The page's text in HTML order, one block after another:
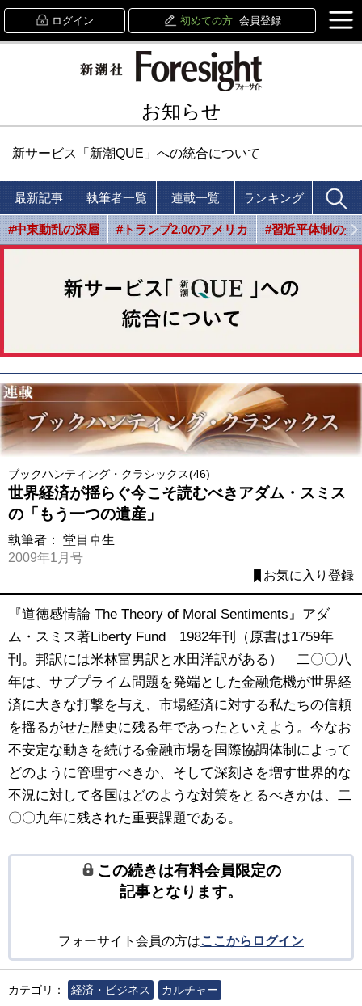
ログイン 初めての方 会員登録
お知らせ
新サービス「新潮QUE」への統合について
最新記事 執筆者一覧 連載一覧 ランキング
#中東動乱の深層 #トランプ2.0のアメリカ #習近平体制の光
ブックハンティング・クラシックス(46)
世界経済が揺らぐ今こそ読むべきアダム・スミス
の「もう一つの遺産」
執筆者： 堂目卓生
2009年1月号
お気に入り登録
『道徳感情論 The Theory of Moral Sentiments』アダ
ム・スミス著Liberty Fund 1982年刊（原書は1759年
刊。邦訳には米林富男訳と水田洋訳がある） 二〇〇八
年は、サブプライム問題を発端とした金融危機が世界経
済に大きな打撃を与え、市場経済に対する私たちの信頼
を揺るがせた歴史に残る年であったといえよう。今なお
不安定な動きを続ける金融市場を国際協調体制によって
どのように管理すべきか、そして深刻さを増す世界的な
不況に対して各国はどのような対策をとるべきかは、二
〇〇九年に残された重要課題である。
この続きは有料会員限定の
記事となります。
フォーサイト会員の方はここからログイン
カテゴリ： 経済・ビジネス
カルチャー